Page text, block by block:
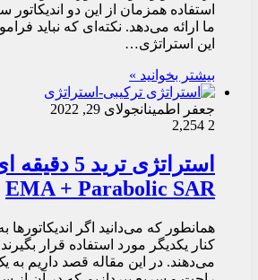
استفاده همزمان از این دو
ما ارائه می‌دهد. نکته‌‌ای که نباید
این استراتژی…
بیشتر بخوانید »
جعفر اطمینانجولای 29, 2022
2
EMA + Parabolic SAR
همانطور که می‌دانید اگر اندیکاتورها
کنار یکدیگر مورد استفاده قرار
می‌دهند. در این مقاله قصد داریم به